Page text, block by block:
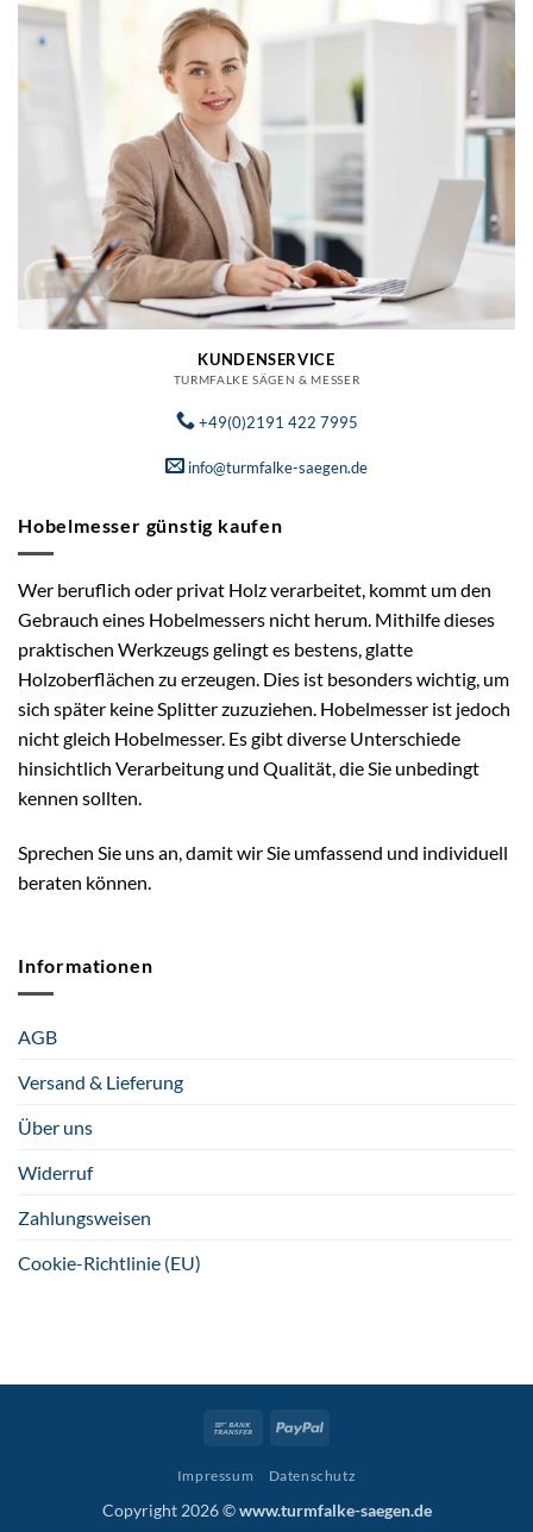
KUNDENSERVICE
TURMFALKE SÄGEN & MESSER
+49(0)2191 422 7995
info@turmfalke-saegen.de
Hobelmesser günstig kaufen
Wer beruflich oder privat Holz verarbeitet, kommt um den
Gebrauch eines Hobelmessers nicht herum. Mithilfe dieses
praktischen Werkzeugs gelingt es bestens, glatte
Holzoberflächen zu erzeugen. Dies ist besonders wichtig, um
sich später keine Splitter zuzuziehen. Hobelmesser ist jedoch
nicht gleich Hobelmesser. Es gibt diverse Unterschiede
hinsichtlich Verarbeitung und Qualität, die Sie unbedingt
kennen sollten.
Sprechen Sie uns an, damit wir Sie umfassend und individuell
beraten können.
Informationen
AGB
Versand & Lieferung
Über uns
Widerruf
Zahlungsweisen
Cookie-Richtlinie (EU)
Bank
Impressum Datenschutz
Copyright 2026 ©www.turmfalke-saegen.de